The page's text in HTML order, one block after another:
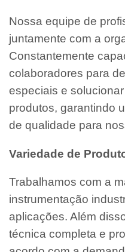
Nossa equipe de
juntamente com a
Constantemente
colaboradores para
especiais e
produtos, garantindo
de qualidade para
Variedade de
Trabalhamos com a
instrumentação
aplicações. Além
técnica completa e